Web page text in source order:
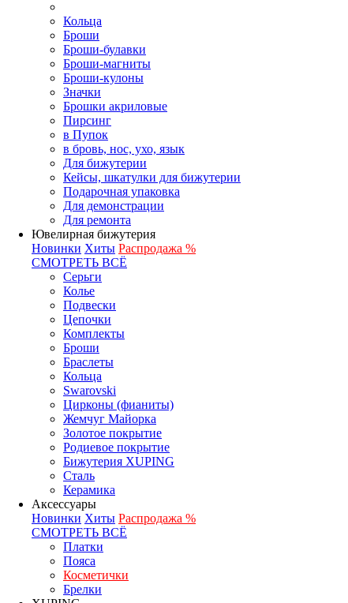
Кольца
Броши
Броши-булавки
Броши-магниты
Броши-кулоны
Значки
Брошки акриловые
Пирсинг
в Пупок
в бровь, нос, ухо, язык
Для бижутерии
Кейсы, шкатулки для бижутерии
Подарочная упаковка
Для демонстрации
Для ремонта
Ювелирная бижутерия
Новинки Хиты Распродажа %
СМОТРЕТЬ ВСЁ
Серьги
Колье
Подвески
Цепочки
Комплекты
Броши
Браслеты
Кольца
Swarovski
Цирконы (фианиты)
Жемчуг Майорка
Золотое покрытие
Родиевое покрытие
Бижутерия XUPING
Сталь
Керамика
Аксессуары
Новинки Хиты Распродажа %
СМОТРЕТЬ ВСЁ
Платки
Пояса
Косметички
Брелки